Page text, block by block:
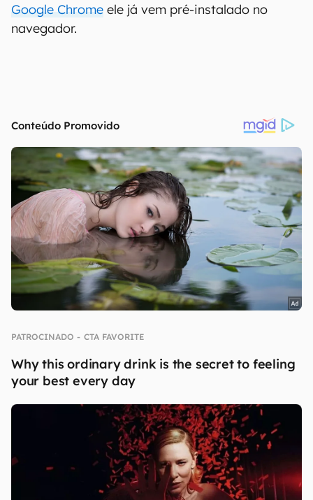
Google Chrome ele já vem pré-instalado no
navegador.